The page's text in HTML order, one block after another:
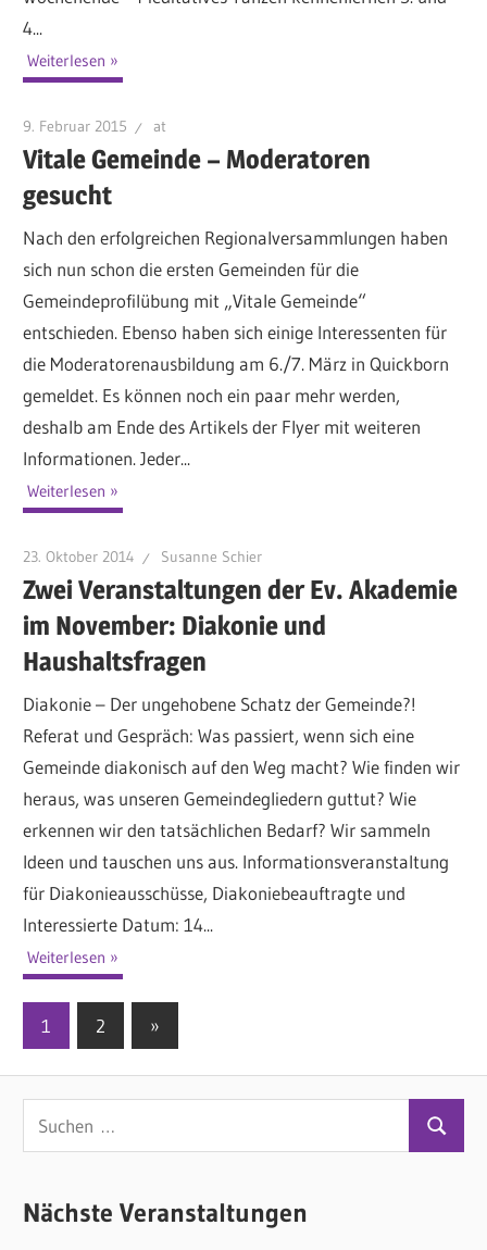
4...
Weiterlesen
9. Februar 2015 at
Vitale Gemeinde – Moderatoren
gesucht
Nach den erfolgreichen Regionalversammlungen haben
sich nun schon die ersten Gemeinden für die
Gemeindeprofilübung mit „Vitale Gemeinde“
entschieden. Ebenso haben sich einige Interessenten für
die Moderatorenausbildung am 6./7. März in Quickborn
gemeldet. Es können noch ein paar mehr werden,
deshalb am Ende des Artikels der Flyer mit weiteren
Informationen. Jeder...
Weiterlesen
23. Oktober 2014 Susanne Schier
Zwei Veranstaltungen der Ev. Akademie
im November: Diakonie und
Haushaltsfragen
Diakonie – Der ungehobene Schatz der Gemeinde?!
Referat und Gespräch: Was passiert, wenn sich eine
Gemeinde diakonisch auf den Weg macht? Wie finden wir
heraus, was unseren Gemeindegliedern guttut? Wie
erkennen wir den tatsächlichen Bedarf? Wir sammeln
Ideen und tauschen uns aus. Informationsveranstaltung
für Diakonieausschüsse, Diakoniebeauftragte und
Interessierte Datum: 14...
Weiterlesen
Seitennummerierung
der
Beiträge
1 2
Nächste
»
u
h
Nächste Veranstaltungen